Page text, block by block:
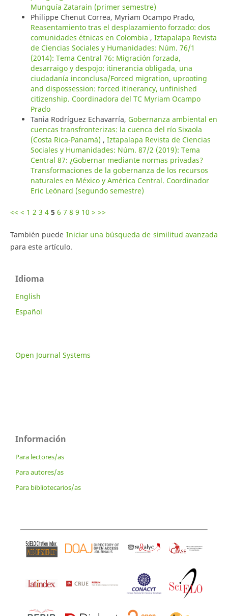
Munguía Zatarain (primer semestre)
Philippe Chenut Correa, Myriam Ocampo Prado,
Reasentamiento tras el desplazamiento forzado: dos
comunidades étnicas en Colombia , Iztapalapa Revista
de Ciencias Sociales y Humanidades: Núm. 76/1
(2014): Tema Central 76: Migración forzada,
desarraigo y despojo: itinerancia obligada, una
ciudadanía inconclusa/Forced migration, uprooting
and dispossession: forced itinerancy, unfinished
citizenship. Coordinadora del TC Myriam Ocampo
Prado
Tania Rodríguez Echavarría, Gobernanza ambiental en
cuencas transfronterizas: la cuenca del río Sixaola
(Costa Rica-Panamá) , Iztapalapa Revista de Ciencias
Sociales y Humanidades: Núm. 87/2 (2019): Tema
Central 87: ¿Gobernar mediante normas privadas?
Transformaciones de la gobernanza de los recursos
naturales en México y América Central. Coordinador
Eric Leónard (segundo semestre)
<< < 1 2 3 4 5 6 7 8 9 10 > >>
También puede Iniciar una búsqueda de similitud avanzada
para este artículo.
Idioma
English
Español
Open Journal Systems
Información
Para lectores/as
Para autores/as
Para bibliotecarios/as